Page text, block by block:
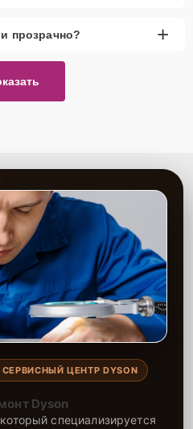
прозрачно? +
ЦЕНТР DYSON
Dyson
специализируется